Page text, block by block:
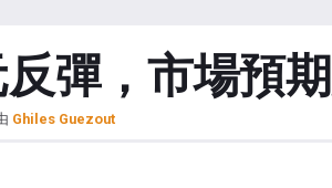
彈，市場預
Ghiles Guezout